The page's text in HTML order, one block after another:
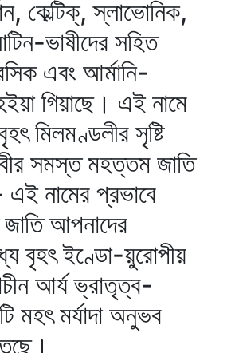
কেল্টিক্‌, স্লাভোনিক,
ভাষীদের সহিত
এবং আর্মানি-
গিয়াছে। এই নামে
মিলমণ্ডলীর সৃষ্টি
সমস্ত মহত্তম জাতি
এই নামের প্রভাবে
আপনাদের
বৃহৎ ইণ্ডো-য়ুরোপীয়
আর্য ভ্রাতৃত্ব-
মহৎ মর্যাদা অনুভব